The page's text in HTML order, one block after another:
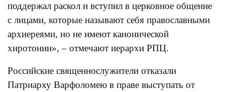
поддержал раскол и вступил в церковное общение
с лицами, которые называют себя православными
архиереями, но не имеют канонической
хиротонии», – отмечают иерархи РПЦ.
Российские священнослужители отказали
Патриарху Варфоломею в праве выступать от